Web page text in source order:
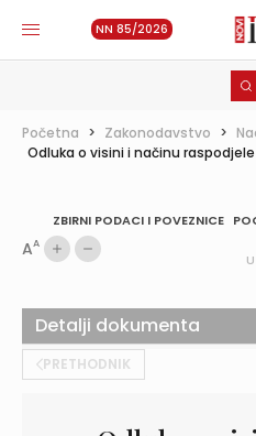
NN 85/2026
Početna > Zakonodavstvo >
Odluka o visini i načinu raspodjele
ZBIRNI PODACI I POVEZNICE
AA
PRETHODNIK
Detalji dokumenta